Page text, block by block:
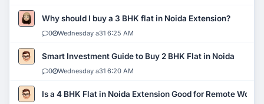
Why should I buy a 3 BHK flat in Noida Extension?
0 Wednesday a31 6:25 AM
Smart Investment Guide to Buy 2 BHK Flat in Noida
0 Wednesday a31 6:20 AM
Is a 4 BHK Flat in Noida Extension Good for Remote Work?